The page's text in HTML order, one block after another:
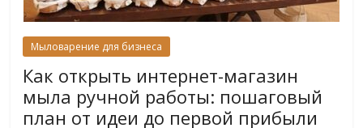
Мыловарение для бизнеса
Как открыть интернет-магазин
мыла ручной работы: пошаговый
план от идеи до первой прибыли